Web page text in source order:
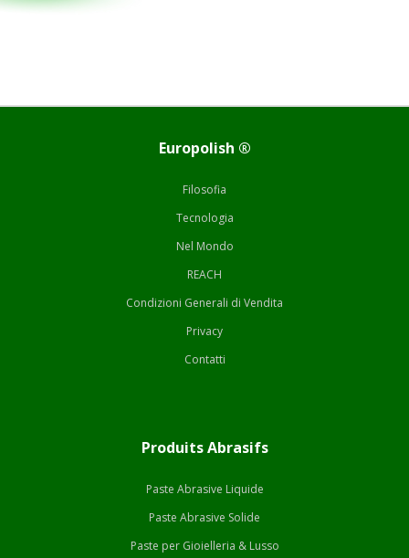
Europolish ®
Filosofia
Tecnologia
Nel Mondo
REACH
Condizioni Generali di Vendita
Privacy
Contatti
Produits Abrasifs
Paste Abrasive Liquide
Paste Abrasive Solide
Paste per Gioielleria & Lusso